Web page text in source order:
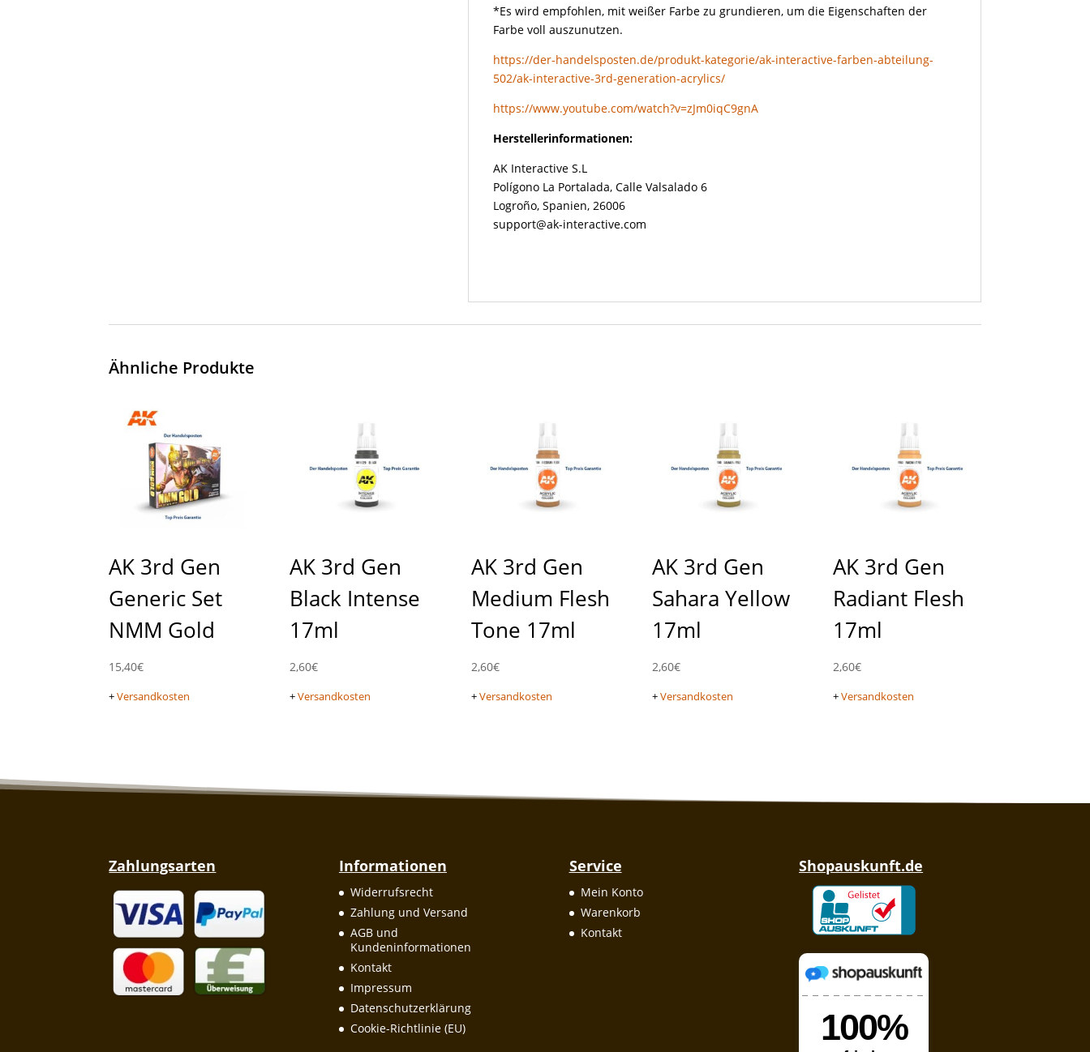
*Es wird empfohlen, mit weißer Farbe zu grundieren, um die Eigenschaften der
Farbe voll auszunutzen.
https://der-handelsposten.de/produkt-kategorie/ak-interactive-farben-abteilung-
502/ak-interactive-3rd-generation-acrylics/
https://www.youtube.com/watch?v=zJm0iqC9gnA
Herstellerinformationen:
AK Interactive S.L
Polígono La Portalada, Calle Valsalado 6
Logroño, Spanien, 26006
support@ak-interactive.com
Ähnliche Produkte
AK 3rd Gen
Generic Set
NMM Gold
15,40€
+Versandkosten
AK 3rd Gen
Black Intense
17ml
2,60€
+Versandkosten
AK 3rd Gen
Medium Flesh
Tone 17ml
2,60€
+Versandkosten
AK 3rd Gen
Sahara Yellow
17ml
2,60€
+Versandkosten
AK 3rd Gen
Radiant Flesh
17ml
2,60€
+Versandkosten
Zahlungsarten Informationen
Widerrufsrecht
Zahlung und Versand
AGB und
Kundeninformationen
Kontakt
Impressum
Datenschutzerklärung
Cookie-Richtlinie (EU)
Service
Mein Konto
Warenkorb
Kontakt
Shopauskunft.de